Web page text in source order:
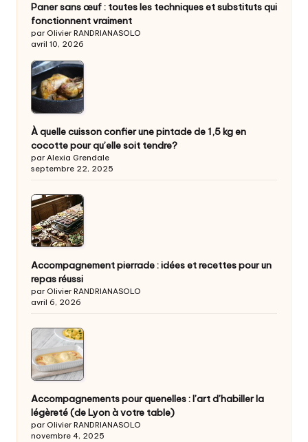
Paner sans œuf : toutes les techniques et substituts qui
fonctionnent vraiment
par Olivier RANDRIANASOLO
avril 10, 2026
À quelle cuisson confier une pintade de 1,5 kg en
cocotte pour qu’elle soit tendre?
par Alexia Grendale
septembre 22, 2025
Accompagnement pierrade : idées et recettes pour un
repas réussi
par Olivier RANDRIANASOLO
avril 6, 2026
Accompagnements pour quenelles : l’art d’habiller la
légèreté (de Lyon à votre table)
par Olivier RANDRIANASOLO
novembre 4, 2025